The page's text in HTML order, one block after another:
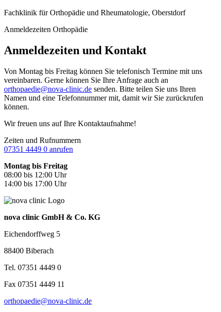
Fachklinik für Orthopädie und Rheumatologie, Oberstdorf
Anmeldezeiten Orthopädie
Anmeldezeiten und Kontakt
Von Montag bis Freitag können Sie telefonisch Termine mit uns
vereinbaren. Gerne können Sie Ihre Anfrage auch an
orthopaedie@nova-clinic.de senden. Bitte teilen Sie uns Ihren
Namen und eine Telefonnummer mit, damit wir Sie zurückrufen
können.
Wir freuen uns auf Ihre Kontaktaufnahme!
Zeiten und Rufnummern
07351 4449 0 anrufen
Montag bis Freitag
08:00 bis 12:00 Uhr
14:00 bis 17:00 Uhr
nova clinic GmbH & Co. KG
Eichendorffweg 5
88400 Biberach
Tel. 07351 4449 0
Fax 07351 4449 11
orthopaedie@nova-clinic.de